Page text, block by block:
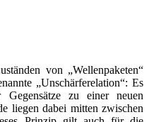
von „Wellenpaketen“
„Unschärferelation“: Es
Gegensätze zu einer neuen
liegen dabei mitten zwischen